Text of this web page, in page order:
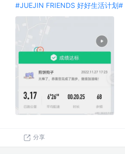
#JUEJIN FRIENDS 好好生活计划#
分享